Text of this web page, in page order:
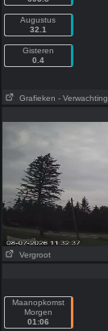
Augustus
32.1
Gisteren
0.4
Grafieken - Verwachting
Vergroot
Maanopkomst
Morgen
01:06